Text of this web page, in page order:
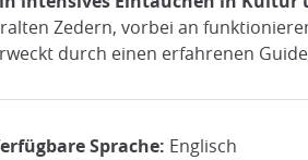
Zedern, vorbei an
durch einen erfahrenen
Sprache: Englisch